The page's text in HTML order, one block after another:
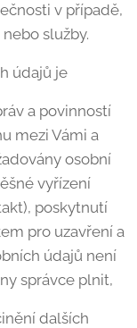
v případě,
služby.
údajů je
a povinností
mezi Vámi a
osobní
vyřízení
poskytnutí
pro uzavření a
údajů není
správce plnit,
dalších